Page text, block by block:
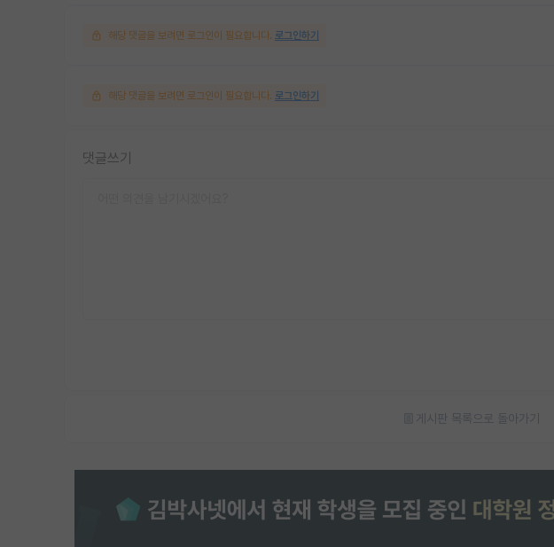
해당 댓글을 보려면 로그인이 필요합니다. 로그인하기
해당 댓글을 보려면 로그인이 필요합니다. 로그인하기
댓글쓰기
게시판 목록으로 돌아가기